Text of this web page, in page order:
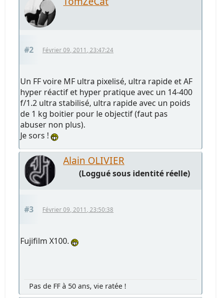
#2 Février 09, 2011, 23:47:24
Un FF voire MF ultra pixelisé, ultra rapide et AF
hyper réactif et hyper pratique avec un 14-400
f/1.2 ultra stabilisé, ultra rapide avec un poids
de 1 kg boitier pour le objectif (faut pas
abuser non plus).
Je sors !
Alain OLIVIER
(Loggué sous identité réelle)
#3 Février 09, 2011, 23:50:38
Fujifilm X100.
Pas de FF à 50 ans, vie ratée !